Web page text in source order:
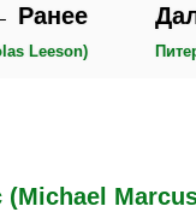
Ранее
Leeson)